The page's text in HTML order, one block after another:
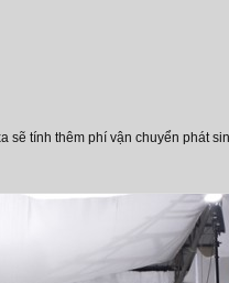
sẽ tính thêm phí vận chuyển phát